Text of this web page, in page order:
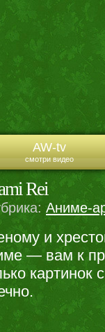
AW-tv
смотри видео
Rei
Аниме-
и
— вам к
картинок